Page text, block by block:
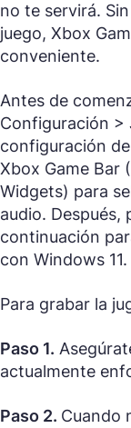
no te servirá.
juego, Xbox
conveniente.
Antes de
Configuración >
configuración
Xbox Game Bar
Widgets) para
audio. Después,
continuación
con Windows 11.
Para grabar la
Paso 1.
actualmente
Paso 2. Cuando